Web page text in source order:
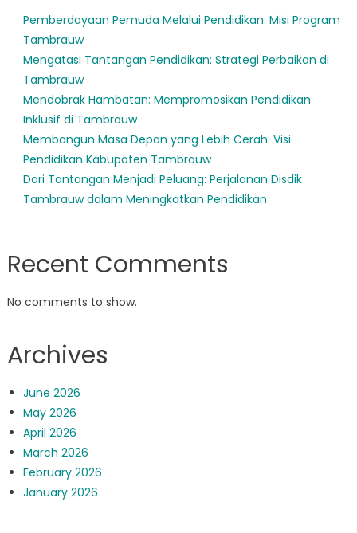
Pemberdayaan Pemuda Melalui Pendidikan: Misi Program
Tambrauw
Mengatasi Tantangan Pendidikan: Strategi Perbaikan di
Tambrauw
Mendobrak Hambatan: Mempromosikan Pendidikan
Inklusif di Tambrauw
Membangun Masa Depan yang Lebih Cerah: Visi
Pendidikan Kabupaten Tambrauw
Dari Tantangan Menjadi Peluang: Perjalanan Disdik
Tambrauw dalam Meningkatkan Pendidikan
Recent Comments
No comments to show.
Archives
June 2026
May 2026
April 2026
March 2026
February 2026
January 2026